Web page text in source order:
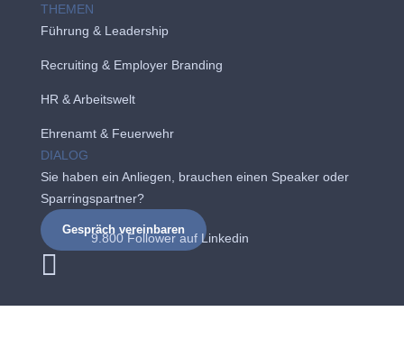
THEMEN
Führung & Leadership
Recruiting & Employer Branding
HR & Arbeitswelt
Ehrenamt & Feuerwehr
DIALOG
Sie haben ein Anliegen, brauchen einen Speaker oder
Sparringspartner?
Gespräch vereinbaren

9.800 Follower auf Linkedin